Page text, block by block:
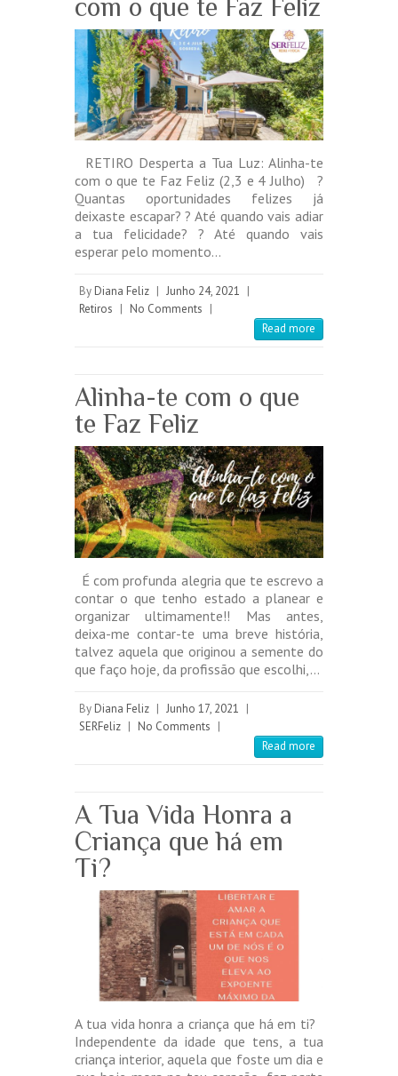
com o que te Faz Feliz
RETIRO Desperta a Tua Luz: Alinha-te
com o que te Faz Feliz (2,3 e 4 Julho) ?
Quantas oportunidades felizes já
deixaste escapar? ? Até quando vais adiar
a tua felicidade? ? Até quando vais
esperar pelo momento…
By Diana Feliz | Junho 24, 2021 |
Retiros | No Comments |
Read more
Alinha-te com o que
te Faz Feliz
É com profunda alegria que te escrevo a
contar o que tenho estado a planear e
organizar ultimamente!! Mas antes,
deixa-me contar-te uma breve história,
talvez aquela que originou a semente do
que faço hoje, da profissão que escolhi,…
By Diana Feliz | Junho 17, 2021 |
SERFeliz | No Comments |
Read more
A Tua Vida Honra a
Criança que há em
Ti?
A tua vida honra a criança que há em ti?
Independente da idade que tens, a tua
criança interior, aquela que foste um dia e